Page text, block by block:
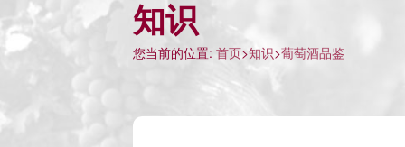
知识
您当前的位置: 首页>知识>葡萄酒品鉴